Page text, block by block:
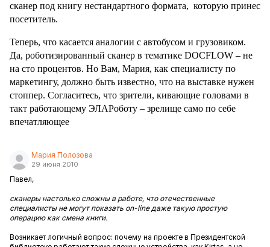
сканер под книгу нестандартного формата, которую принес
посетитель.
Теперь, что касается аналогии с автобусом и грузовиком.
Да, роботизированный сканер в тематике DOCFLOW – не
на сто процентов. Но Вам, Мария, как специалисту по
маркетингу, должно быть известно, что на выставке нужен
стоппер. Согласитесь, что зрители, кивающие головами в
такт работающему ЭЛАРоботу – зрелище само по себе
впечатляющее
Мария Полозова
29 июня 2010
Павел,
сканеры настолько сложны в работе, что отечественные
специалисты не могут показать on-line даже такую простую
операцию как смена книги.
Возникает логичный вопрос: почему на проекте в Президентской